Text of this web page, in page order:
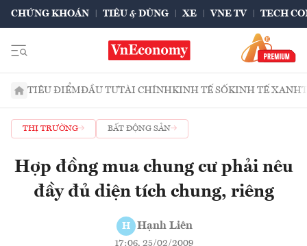
CHỨNG KHOÁN TIÊU & DÙNG XE VNE TV TECH
TIÊU ĐIỂMĐẦU TƯTÀI CHÍNHKINH TẾ SỐKINH TẾ XANH
THỊ TRƯỜNG BẤT ĐỘNG SẢN
Hợp đồng mua chung cư phải nêu
đầy đủ diện tích chung, riêng
H Hạnh Liên
17:06, 25/02/2009